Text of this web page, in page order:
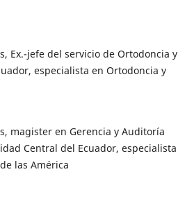
Ex.-jefe del servicio de Ortodoncia y
especialista en Ortodoncia y
magister en Gerencia y Auditoría
Central del Ecuador, especialista
las América